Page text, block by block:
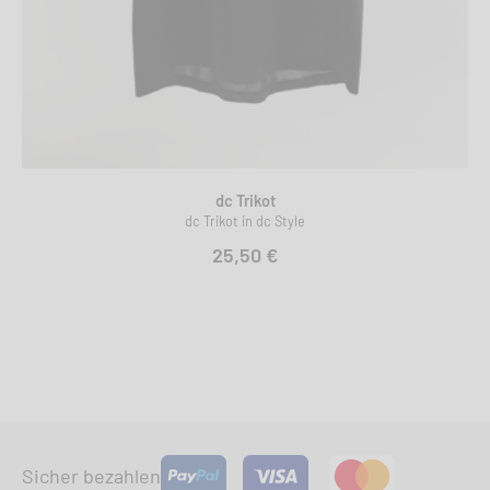
dc Trikot
dc Trikot in dc Style
25,50 €
Sicher bezahlen